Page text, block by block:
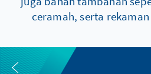
ceramah, serta